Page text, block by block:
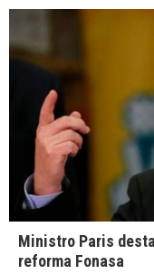
Ministro Paris
reforma Fonasa